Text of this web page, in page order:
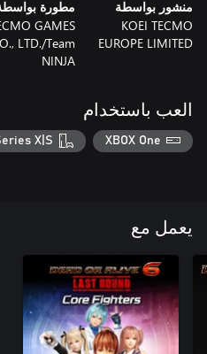
منشور بواسطة
KOEI TECMO
EUROPE LIMITED
مطورة
GAMES
LTD./Team
NINJA
العب باستخدام
XBOX One
X|S
يعمل مع